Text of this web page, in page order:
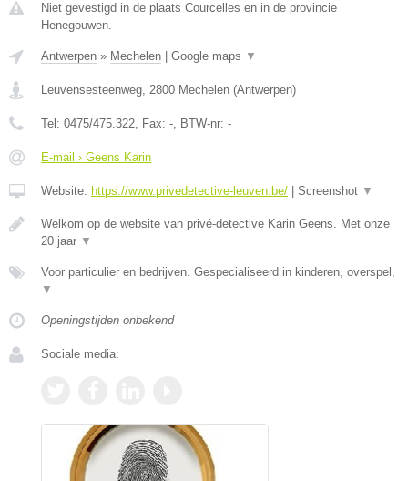
Niet gevestigd in de plaats Courcelles en in de provincie
Henegouwen.
Antwerpen » Mechelen Google maps ▼
Leuvensesteenweg, 2800 Mechelen (Antwerpen)
Tel: 0475/475.322, Fax: -, BTW-nr: -
E-mail › Geens Karin
Website: https://www.privedetective-leuven.be/ Screenshot ▼
Welkom op de website van privé-detective Karin Geens. Met onze
20 jaar ▼
Voor particulier en bedrijven. Gespecialiseerd in kinderen, overspel,
▼
Openingstijden onbekend
Sociale media: